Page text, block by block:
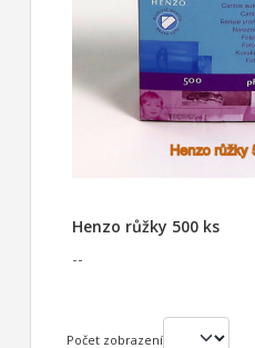
Henzo růžky 500 ks
--
Počet zobrazení